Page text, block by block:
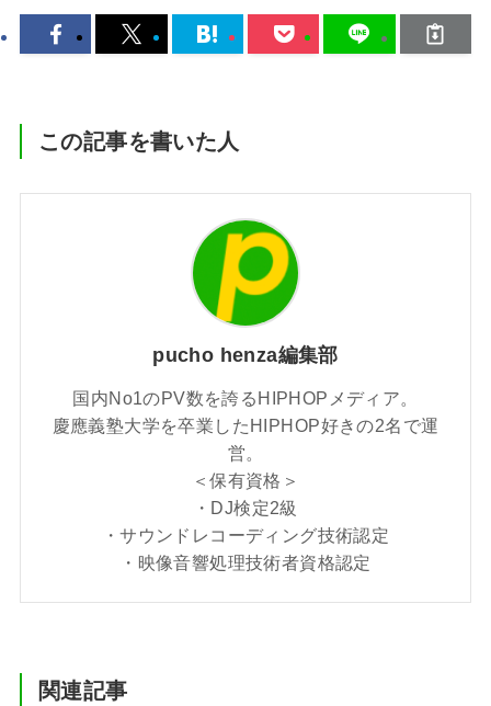
この記事を書いた人
pucho henza編集部
国内No1のPV数を誇るHIPHOPメディア。
慶應義塾大学を卒業したHIPHOP好きの2名で運
営。
＜保有資格＞
・DJ検定2級
・サウンドレコーディング技術認定
・映像音響処理技術者資格認定
関連記事